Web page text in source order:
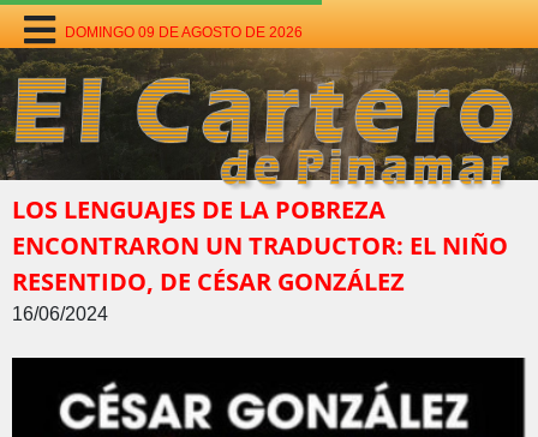
DOMINGO 09 DE AGOSTO DE 2026
LOS LENGUAJES DE LA POBREZA
ENCONTRARON UN TRADUCTOR: EL NIÑO
RESENTIDO, DE CÉSAR GONZÁLEZ
16/06/2024